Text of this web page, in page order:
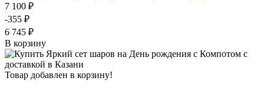
7 100 ₽
-355 ₽
6 745 ₽
В корзину
Товар добавлен в корзину!